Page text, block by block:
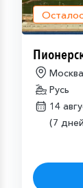
Русь
14
(7